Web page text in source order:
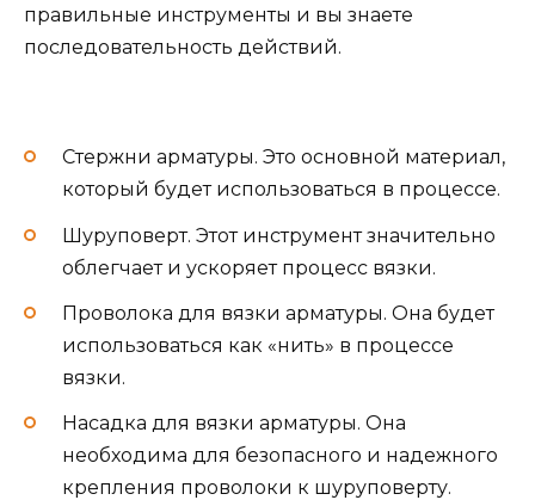
правильные инструменты и вы знаете
последовательность действий.
Стержни арматуры. Это основной материал,
который будет использоваться в процессе.
Шуруповерт. Этот инструмент значительно
облегчает и ускоряет процесс вязки.
Проволока для вязки арматуры. Она будет
использоваться как «нить» в процессе
вязки.
Насадка для вязки арматуры. Она
необходима для безопасного и надежного
крепления проволоки к шуруповерту.